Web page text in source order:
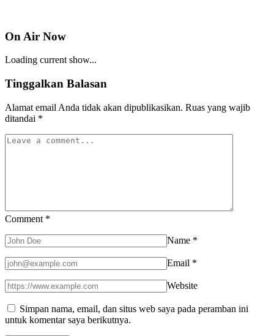
On Air Now
Loading current show...
Tinggalkan Balasan
Alamat email Anda tidak akan dipublikasikan. Ruas yang wajib
ditandai *
Comment *
Name *
Email *
Website
Simpan nama, email, dan situs web saya pada peramban ini
untuk komentar saya berikutnya.